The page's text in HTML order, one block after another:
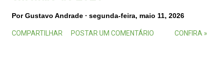
PorGustavo Andrade segunda-feira, maio 11, 2026
COMPARTILHAR POSTAR UM COMENTÁRIO CONFIRA »